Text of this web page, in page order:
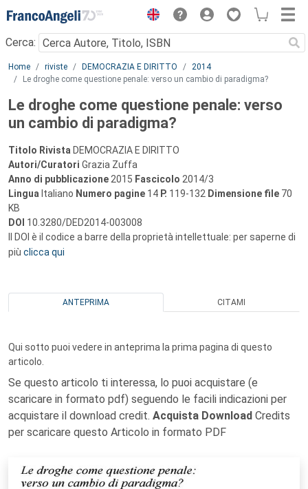
Menu
Cerca:
Main content
Home riviste DEMOCRAZIA E DIRITTO
2014
Le droghe come questione penale: verso un cambio di paradigma?
Le droghe come questione penale: verso
un cambio di paradigma?
Titolo Rivista DEMOCRAZIA E DIRITTO
Autori/Curatori Grazia Zuffa
Anno di pubblicazione 2015 Fascicolo 2014/3
Lingua Italiano Numero pagine 14 P. 119-132 Dimensione file 70
KB
DOI 10.3280/DED2014-003008
Il DOI è il codice a barre della proprietà intellettuale: per saperne di
più clicca qui
ANTEPRIMA CITAMI
Qui sotto puoi vedere in anteprima la prima pagina di questo
articolo.
Se questo articolo ti interessa, lo puoi acquistare (e
scaricare in formato pdf) seguendo le facili indicazioni per
acquistare il download credit. Acquista Download Credits
per scaricare questo Articolo in formato PDF